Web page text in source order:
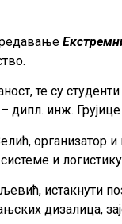
те су
инж.
и
истакнути
дизалица,